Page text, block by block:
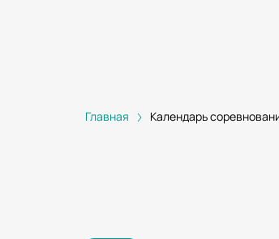
Главная Календарь